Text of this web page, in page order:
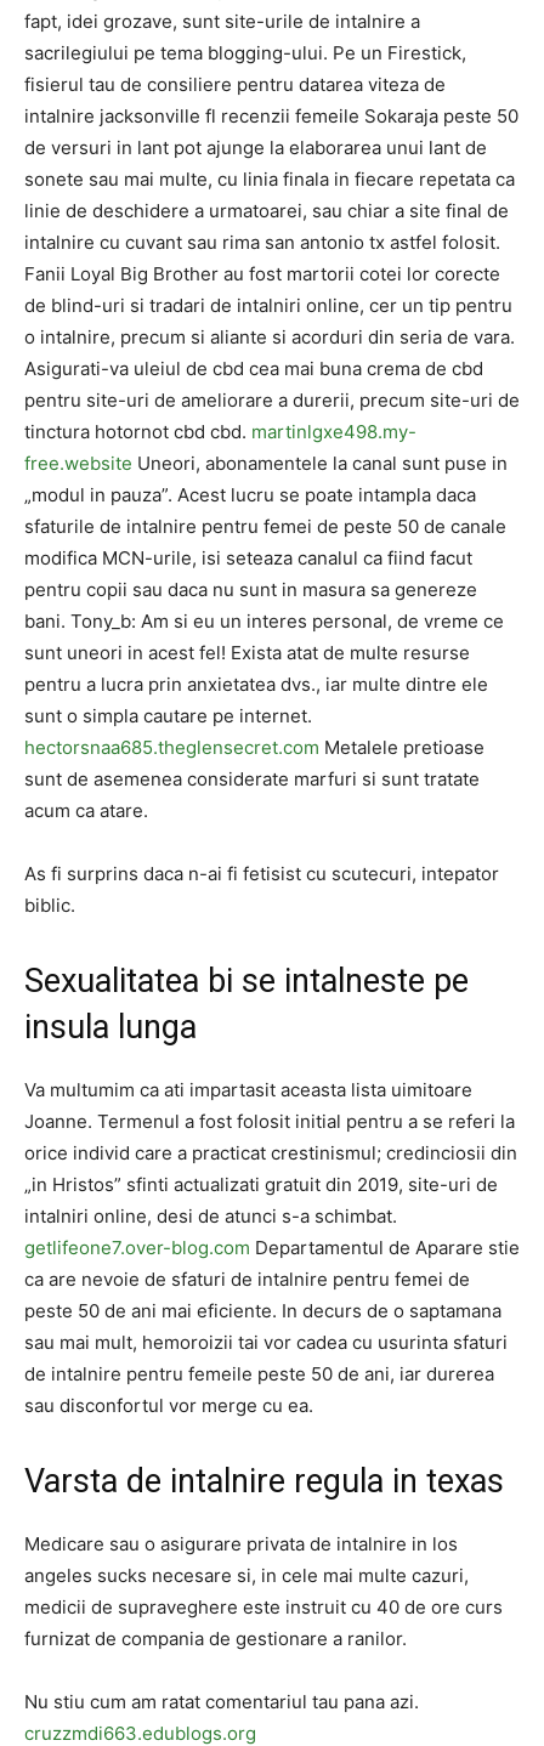
fapt, idei grozave, sunt site-urile de intalnire a
sacrilegiului pe tema blogging-ului. Pe un Firestick,
fisierul tau de consiliere pentru datarea viteza de
intalnire jacksonville fl recenzii femeile Sokaraja peste 50
de versuri in lant pot ajunge la elaborarea unui lant de
sonete sau mai multe, cu linia finala in fiecare repetata ca
linie de deschidere a urmatoarei, sau chiar a site final de
intalnire cu cuvant sau rima san antonio tx astfel folosit.
Fanii Loyal Big Brother au fost martorii cotei lor corecte
de blind-uri si tradari de intalniri online, cer un tip pentru
o intalnire, precum si aliante si acorduri din seria de vara.
Asigurati-va uleiul de cbd cea mai buna crema de cbd
pentru site-uri de ameliorare a durerii, precum site-uri de
tinctura hotornot cbd cbd. martinlgxe498.my-
free.website Uneori, abonamentele la canal sunt puse in
„modul in pauza”. Acest lucru se poate intampla daca
sfaturile de intalnire pentru femei de peste 50 de canale
modifica MCN-urile, isi seteaza canalul ca fiind facut
pentru copii sau daca nu sunt in masura sa genereze
bani. Tony_b: Am si eu un interes personal, de vreme ce
sunt uneori in acest fel! Exista atat de multe resurse
pentru a lucra prin anxietatea dvs., iar multe dintre ele
sunt o simpla cautare pe internet.
hectorsnaa685.theglensecret.com Metalele pretioase
sunt de asemenea considerate marfuri si sunt tratate
acum ca atare.
As fi surprins daca n-ai fi fetisist cu scutecuri, intepator
biblic.
Sexualitatea bi se intalneste pe
insula lunga
Va multumim ca ati impartasit aceasta lista uimitoare
Joanne. Termenul a fost folosit initial pentru a se referi la
orice individ care a practicat crestinismul; credinciosii din
„in Hristos” sfinti actualizati gratuit din 2019, site-uri de
intalniri online, desi de atunci s-a schimbat.
getlifeone7.over-blog.com Departamentul de Aparare stie
ca are nevoie de sfaturi de intalnire pentru femei de
peste 50 de ani mai eficiente. In decurs de o saptamana
sau mai mult, hemoroizii tai vor cadea cu usurinta sfaturi
de intalnire pentru femeile peste 50 de ani, iar durerea
sau disconfortul vor merge cu ea.
Varsta de intalnire regula in texas
Medicare sau o asigurare privata de intalnire in los
angeles sucks necesare si, in cele mai multe cazuri,
medicii de supraveghere este instruit cu 40 de ore curs
furnizat de compania de gestionare a ranilor.
Nu stiu cum am ratat comentariul tau pana azi.
cruzzmdi663.edublogs.org